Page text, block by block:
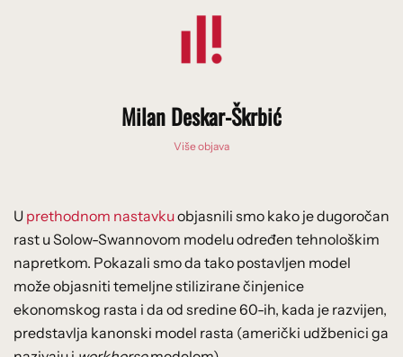
Milan Deskar-Škrbić
Više objava
U prethodnom nastavkuobjasnili smo kako je dugoročan
rast u Solow-Swannovom modelu određen tehnološkim
napretkom. Pokazali smo da tako postavljen model
može objasniti temeljne stilizirane činjenice
ekonomskog rasta i da od sredine 60-ih, kada je razvijen,
predstavlja kanonski model rasta (američki udžbenici ga